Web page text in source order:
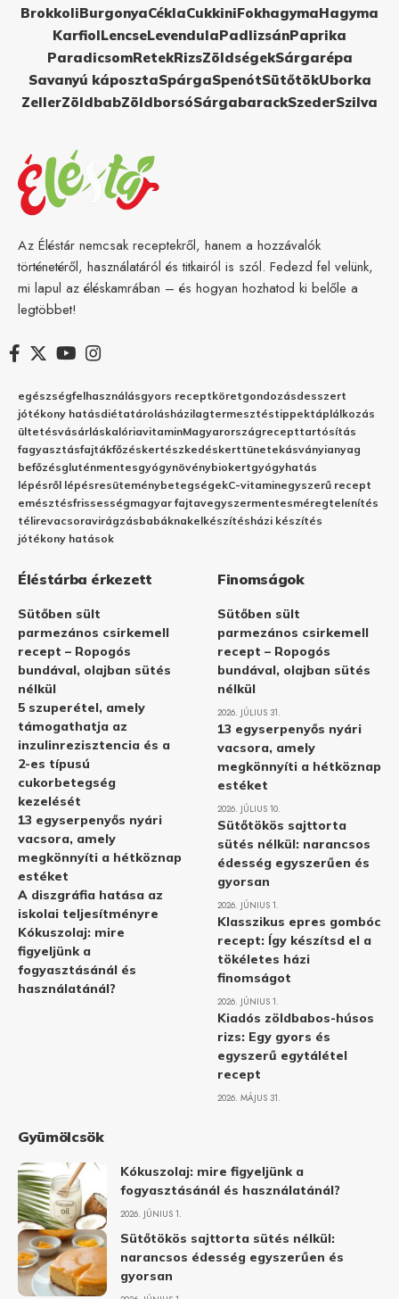
BrokkoliBurgonyaCéklaCukkiniFokhagymaHagyma
KarfiolLencseLevendulaPadlizsánPaprika
ParadicsomRetekRizsZöldségekSárgarépa
Savanyú káposztaSpárgaSpenótSütőtökUborka
ZellerZöldbabZöldborsóSárgabarackSzederSzilva
Az Éléstár nemcsak receptekről, hanem a hozzávalók
történetéről, használatáról és titkairól is szól. Fedezd fel velünk,
mi lapul az éléskamrában – és hogyan hozhatod ki belőle a
legtöbbet!
egészségfelhasználásgyors receptköretgondozásdesszert
jótékony hatásdiétatárolásházilagtermesztéstippektáplálkozás
ültetésvásárláskalóriavitaminMagyarországrecepttartósítás
fagyasztásfajtákfőzéskertészkedéskerttünetekásványianyag
befőzésgluténmentesgyógynövénybiokertgyógyhatás
lépésről lépésresüteménybetegségekC-vitaminegyszerű recept
emésztésfrissességmagyar fajtavegyszermentesméregtelenítés
télirevacsoravirágzásbabáknakelkészítésházi készítés
jótékony hatások
Éléstárba érkezett
Sütőben sült
parmezános csirkemell
recept – Ropogós
bundával, olajban sütés
nélkül
5 szuperétel, amely
támogathatja az
inzulinrezisztencia és a
2-es típusú
cukorbetegség
kezelését
13 egyserpenyős nyári
vacsora, amely
megkönnyíti a hétköznap
estéket
A diszgráfia hatása az
iskolai teljesítményre
Kókuszolaj: mire
figyeljünk a
fogyasztásánál és
használatánál?
Finomságok
Sütőben sült
parmezános csirkemell
recept – Ropogós
bundával, olajban sütés
nélkül
2026. JÚLIUS 31.
13 egyserpenyős nyári
vacsora, amely
megkönnyíti a hétköznap
estéket
2026. JÚLIUS 10.
Sütőtökös sajttorta
sütés nélkül: narancsos
édesség egyszerűen és
gyorsan
2026. JÚNIUS 1.
Klasszikus epres gombóc
recept: Így készítsd el a
tökéletes házi
finomságot
2026. JÚNIUS 1.
Kiadós zöldbabos-húsos
rizs: Egy gyors és
egyszerű egytálétel
recept
2026. MÁJUS 31.
Gyümölcsök
Kókuszolaj: mire figyeljünk a
fogyasztásánál és használatánál?
2026. JÚNIUS 1.
Sütőtökös sajttorta sütés nélkül:
narancsos édesség egyszerűen és
gyorsan